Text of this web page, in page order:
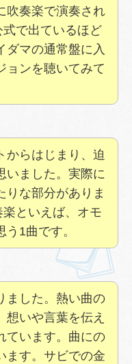
吹奏楽で演奏され
で出ているほど
ダマの通常盤に入
ョンを聴いてみて
からはじまり、迫
いました。実際に
りな部分がありま
といえば、オモ
1曲です。
ました。熱い曲の
想いや言葉を伝え
ています。曲にの
ます。サビでの金